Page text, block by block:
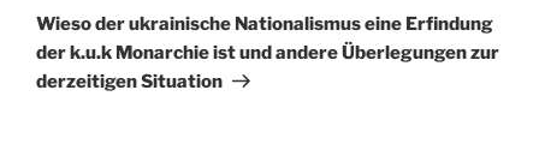
Beitrag
Wieso der ukrainische Nationalismus eine Erfindung
der k.u.k Monarchie ist und andere Überlegungen zur
derzeitigen Situation